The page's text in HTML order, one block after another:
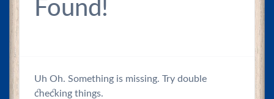
Found!
Uh Oh. Something is missing. Try double
checking things.